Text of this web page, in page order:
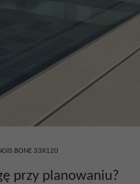
BONE 33X120
przy planowaniu?